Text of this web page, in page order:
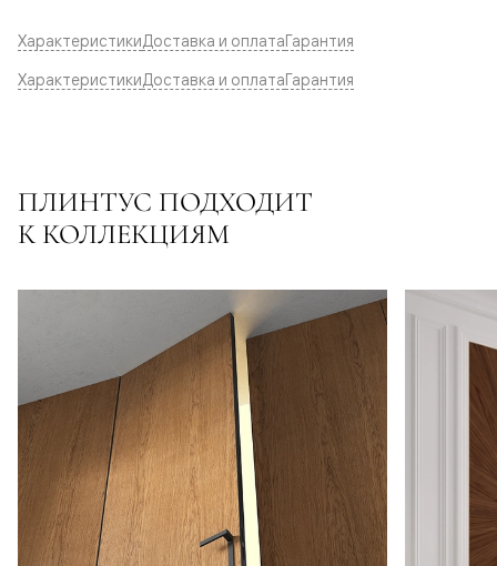
ХарактеристикиДоставка и оплатаГарантия
ХарактеристикиДоставка и оплатаГарантия
ПЛИНТУС ПОДХОДИТ
К КОЛЛЕКЦИЯМ